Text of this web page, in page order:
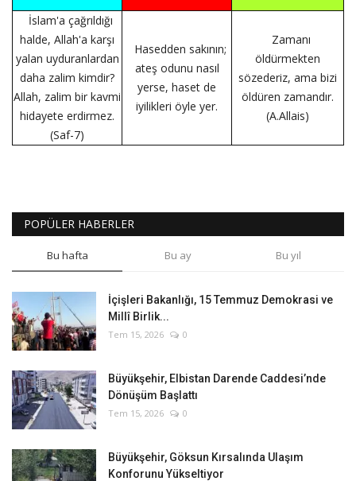
İslam'a çağrıldığı
halde, Allah'a karşı
yalan uyduranlardan
daha zalim kimdir?
Allah, zalim bir kavmi
hidayete erdirmez.
(Saf-7)
Hasedden sakının;
ateş odunu nasıl
yerse, haset de
iyilikleri öyle yer.
Zamanı
öldürmekten
sözederiz, ama bizi
öldüren zamandır.
(A.Allais)
POPÜLER HABERLER
Bu hafta Bu ay Bu yıl
İçişleri Bakanlığı, 15 Temmuz Demokrasi ve
Millî Birlik...
Tem 15, 2026 0
Büyükşehir, Elbistan Darende Caddesi’nde
Dönüşüm Başlattı
Tem 15, 2026 0
Büyükşehir, Göksun Kırsalında Ulaşım
Konforunu Yükseltiyor